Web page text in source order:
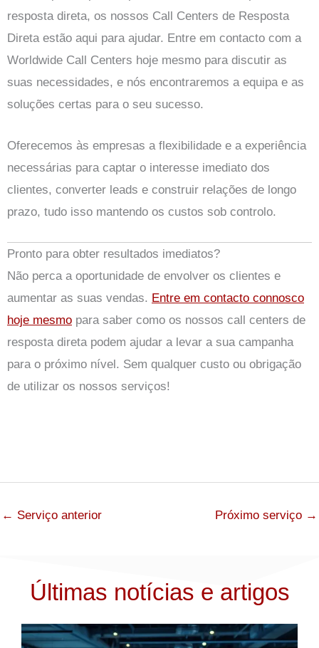
resposta direta, os nossos Call Centers de Resposta
Direta estão aqui para ajudar. Entre em contacto com a
Worldwide Call Centers hoje mesmo para discutir as
suas necessidades, e nós encontraremos a equipa e as
soluções certas para o seu sucesso.
Oferecemos às empresas a flexibilidade e a experiência
necessárias para captar o interesse imediato dos
clientes, converter leads e construir relações de longo
prazo, tudo isso mantendo os custos sob controlo.
Pronto para obter resultados imediatos?
Não perca a oportunidade de envolver os clientes e
aumentar as suas vendas. Entre em contacto connosco
hoje mesmo para saber como os nossos call centers de
resposta direta podem ajudar a levar a sua campanha
para o próximo nível. Sem qualquer custo ou obrigação
de utilizar os nossos serviços!
← Serviço anterior Próximo serviço →
Últimas notícias e artigos